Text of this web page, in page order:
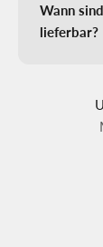
Wann
lieferbar?